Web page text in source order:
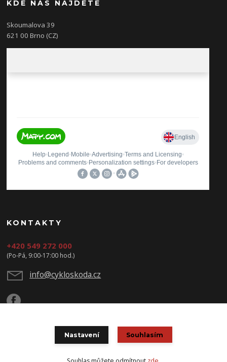
KDE NÁS NAJDETE
Skoumalova 39
621 00 Brno (CZ)
KONTAKTY
+420 549 272 000
(Po-Pá, 9:00-17:00 hod.)
info@cykloskoda.cz
Nastavení Souhlasím